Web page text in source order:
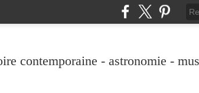
contemporaine - astronomie -